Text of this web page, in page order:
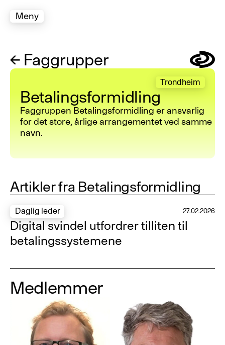
Meny
← Faggrupper Symbol
Trondheim
Betalingsformidling
Faggruppen Betalingsformidling er ansvarlig
for det store, årlige arrangementet ved samme
navn.
Artikler fra Betalingsformidling
Daglig leder 27.02.2026
Digital svindel utfordrer tilliten til
betalingssystemene
Medlemmer